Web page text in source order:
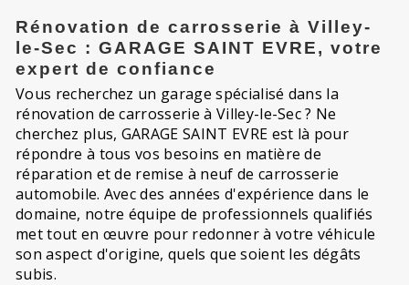
Rénovation de carrosserie à Villey-
le-Sec : GARAGE SAINT EVRE, votre
expert de confiance
Vous recherchez un garage spécialisé dans la
rénovation de carrosserie à Villey-le-Sec ? Ne
cherchez plus, GARAGE SAINT EVRE est là pour
répondre à tous vos besoins en matière de
réparation et de remise à neuf de carrosserie
automobile. Avec des années d'expérience dans le
domaine, notre équipe de professionnels qualifiés
met tout en œuvre pour redonner à votre véhicule
son aspect d'origine, quels que soient les dégâts
subis.